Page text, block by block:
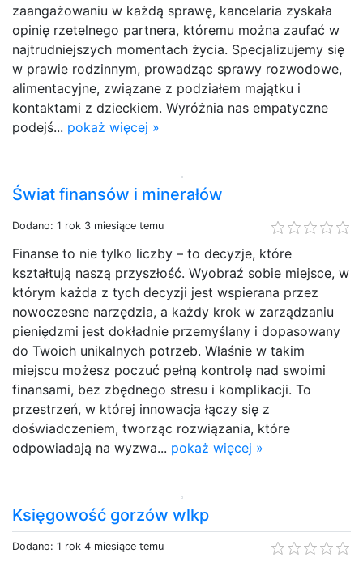
zaangażowaniu w każdą sprawę, kancelaria zyskała
opinię rzetelnego partnera, któremu można zaufać w
najtrudniejszych momentach życia. Specjalizujemy się
w prawie rodzinnym, prowadząc sprawy rozwodowe,
alimentacyjne, związane z podziałem majątku i
kontaktami z dzieckiem. Wyróżnia nas empatyczne
podejś... pokaż więcej »
Świat finansów i minerałów
Dodano: 1 rok 3 miesiące temu
Finanse to nie tylko liczby – to decyzje, które
kształtują naszą przyszłość. Wyobraź sobie miejsce, w
którym każda z tych decyzji jest wspierana przez
nowoczesne narzędzia, a każdy krok w zarządzaniu
pieniędzmi jest dokładnie przemyślany i dopasowany
do Twoich unikalnych potrzeb. Właśnie w takim
miejscu możesz poczuć pełną kontrolę nad swoimi
finansami, bez zbędnego stresu i komplikacji. To
przestrzeń, w której innowacja łączy się z
doświadczeniem, tworząc rozwiązania, które
odpowiadają na wyzwa... pokaż więcej »
Księgowość gorzów wlkp
Dodano: 1 rok 4 miesiące temu